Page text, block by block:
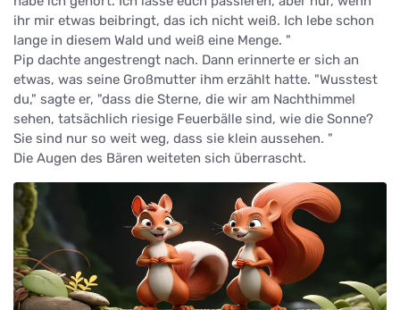
ihr mir etwas beibringt, das ich nicht weiß. Ich lebe schon
lange in diesem Wald und weiß eine Menge. "
Pip dachte angestrengt nach. Dann erinnerte er sich an
etwas, was seine Großmutter ihm erzählt hatte. "Wusstest
du," sagte er, "dass die Sterne, die wir am Nachthimmel
sehen, tatsächlich riesige Feuerbälle sind, wie die Sonne?
Sie sind nur so weit weg, dass sie klein aussehen. "
Die Augen des Bären weiteten sich überrascht.